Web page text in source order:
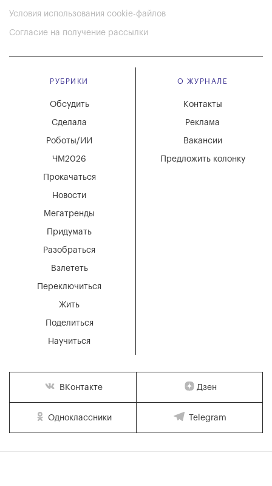
Условия использования cookie-файлов
Согласие на получение рассылки
РУБРИКИ
Мегатренды
Придумать
Разобраться
Взлететь
Новости
Переключиться
Жить
Поделиться
Научиться
Обсудить
Сделала
Роботы/ИИ
ЧМ2026
Прокачаться
О ЖУРНАЛЕ
Вакансии
Реклама
Контакты
Предложить колонку
ВКонтакте Дзен
Одноклассники Telegram